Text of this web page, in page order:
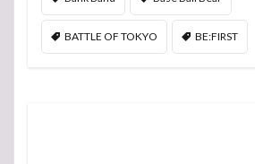
BATTLE OF TOKYO BE:FIRST